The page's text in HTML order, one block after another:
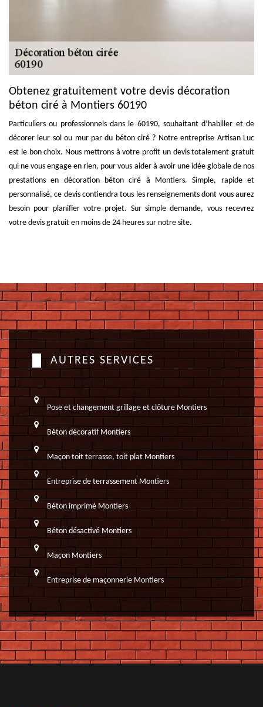
Obtenez gratuitement votre devis décoration
béton ciré à Montiers 60190
Particuliers ou professionnels dans le 60190, souhaitant d’habiller et de
décorer leur sol ou mur par du béton ciré ? Notre entreprise Artisan Luc
est le bon choix. Nous mettrons à votre profit un devis totalement gratuit
qui ne vous engage en rien, pour vous aider à avoir une idée globale de nos
prestations en décoration béton ciré à Montiers. Simple, rapide et
personnalisé, ce devis contiendra tous les renseignements dont vous aurez
besoin pour planifier votre projet. Sur simple demande, vous recevrez
votre devis gratuit en moins de 24 heures sur notre site.
AUTRES SERVICES
Pose et changement grillage et clôture Montiers
Béton décoratif Montiers
Maçon toit terrasse, toit plat Montiers
Entreprise de terrassement Montiers
Béton imprimé Montiers
Béton désactivé Montiers
Maçon Montiers
Entreprise de maçonnerie Montiers